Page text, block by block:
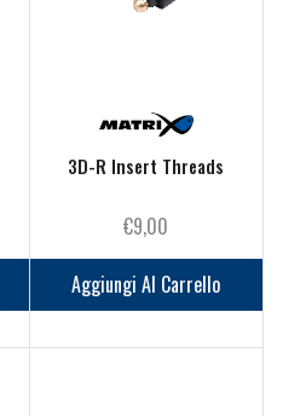
3D-R Insert Threads
€9,00
Aggiungi Al Carrello